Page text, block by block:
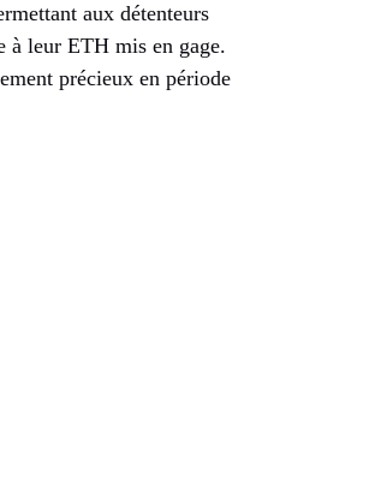
aux détenteurs
à leur ETH mis en gage.
précieux en période